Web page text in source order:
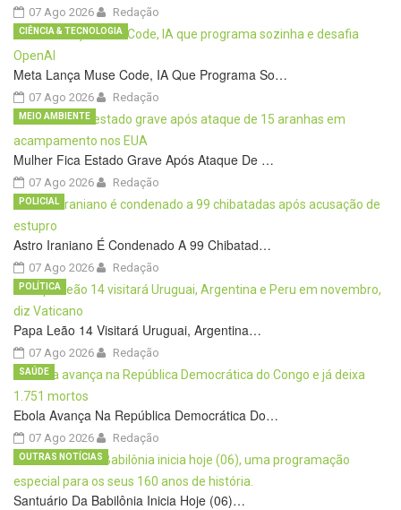
07 Ago 2026 Redação
Meta Lança Muse Code, IA Que Programa So…
07 Ago 2026
CIÊNCIA & TECNOLOGIA
Redação
Mulher Fica Estado Grave Após Ataque De …
07 Ago 2026
MEIO AMBIENTE
Redação
Astro Iraniano É Condenado A 99 Chibatad…
07 Ago 2026
POLICIAL
Redação
Papa Leão 14 Visitará Uruguai, Argentina…
07 Ago 2026
POLÍTICA
Redação
Ebola Avança Na República Democrática Do…
07 Ago 2026
SAÚDE
Redação
Santuário Da Babilônia Inicia Hoje (06)…
OUTRAS NOTÍCIAS